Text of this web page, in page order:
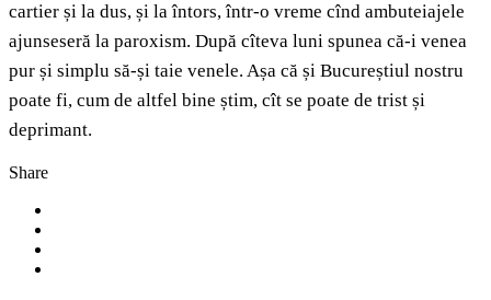
cartier și la dus, și la întors, într-o vreme cînd ambuteiajele
ajunseseră la paroxism. După cîteva luni spunea că-i venea
pur și simplu să-și taie venele. Așa că și Bucureștiul nostru
poate fi, cum de altfel bine știm, cît se poate de trist și
deprimant.
Share